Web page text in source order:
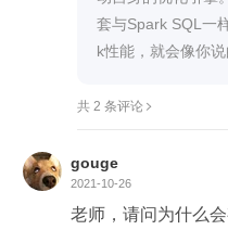
FAILED: Execution
套与Spark SQL一
k性能，就会像你
共 2 条评论
gouge
2021-10-26
老师，请问为什么